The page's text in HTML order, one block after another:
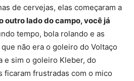
de cervejas, elas começaram a
outro lado do campo, você já
tempo, bola rolando e as
não era o goleiro do Voltaço
e sim o goleiro Kleber, do
ficaram frustradas com o mico